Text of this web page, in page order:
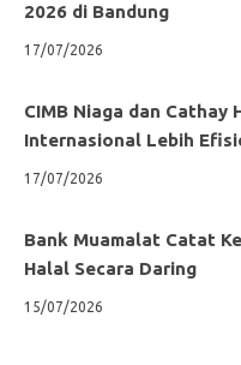
2026 di Bandung
17/07/2026
CIMB Niaga dan Cathay
Internasional Lebih
17/07/2026
Bank Muamalat Catat
Halal Secara Daring
15/07/2026